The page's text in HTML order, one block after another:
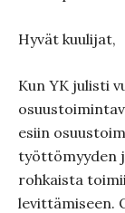
Hyvät kuulijat,
Kun YK julisti
esiin
työttömyyden
rohkaista
levittämiseen.